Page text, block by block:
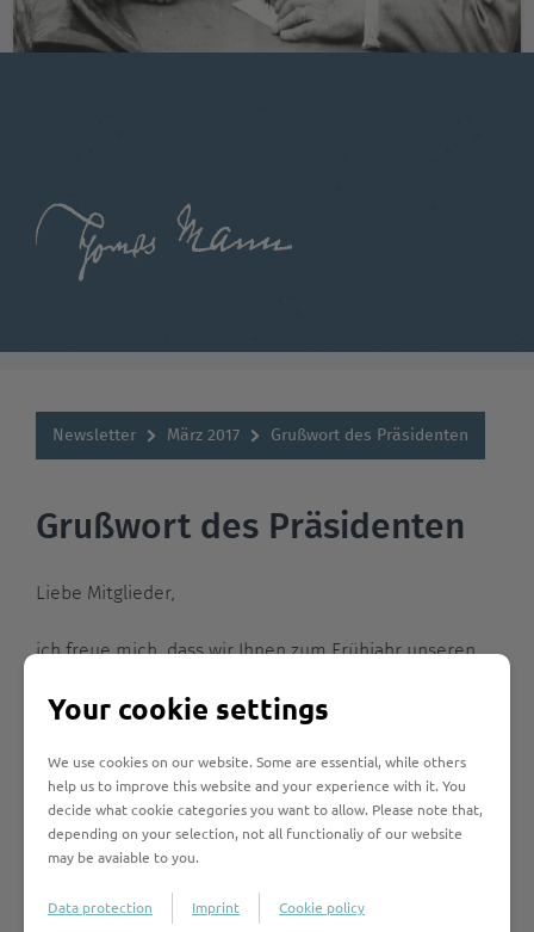
Newsletter März 2017 Grußwort des Präsidenten
Grußwort des Präsidenten
Liebe Mitglieder,
ich freue mich, dass wir Ihnen zum Frühjahr unseren
Über so viele aktuelle und interessante Ausstellungen
berichten. Das spricht für die ungebrochene Aktualität
„unseres“ Autors und ich hoffe sehr, dass sie viel
intellektuelles Vergnügen bei der Lektüre haben.
Beigefügt haben wir auch das vorläufige Programm der
Reiseplanungen beginnen können. Das endgültige
Your cookie settings
We use cookies on our website. Some are essential, while others
help us to improve this website and your experience with it. You
decide what cookie categories you want to allow. Please note that,
depending on your selection, not all functionaliy of our website
may be avaiable to you.
Data protection Imprint Cookie policy